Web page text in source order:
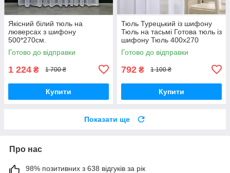
Якісний білий тюль на
люверсах з шифону
500*270см.
Готово до відправки
1 224 ₴ 1 700 ₴
Купити
Тюль Турецький із шифону
Тюль на тасьмі Готова тюль із
шифону Тюль 400x270
Гардина із шифону Білий
тюль
Готово до відправки
792 ₴ 1 100 ₴
Купити
Показати ще
Про нас
98% позитивних з 638 відгуків за рік